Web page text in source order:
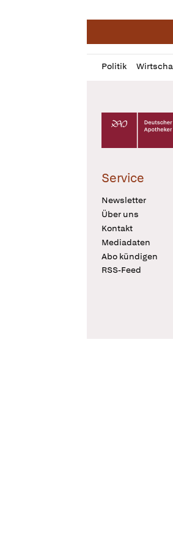
Politik
Profil
öffnen
Daz
Pur
Deutscher
Service
Newsletter
Über uns
Kontakt
Mediadaten
Abo kündigen
RSS-Feed